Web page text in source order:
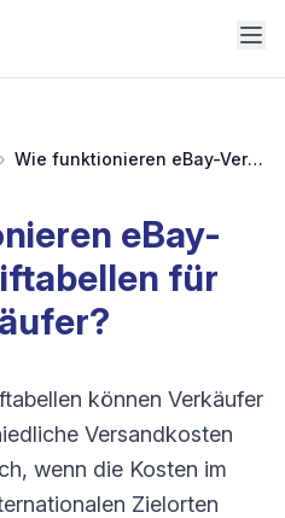
› Wie funktionieren eBay-Versandtariftabellen für Verkäufer?
eBay-
für
können Verkäufer
Versandkosten
wenn die Kosten im
Zielorten